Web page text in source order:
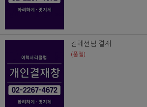
김혜선님 결재
(품절)